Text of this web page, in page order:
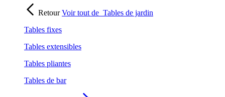
RetourVoir tout de Tables de jardin
Tables fixes
Tables extensibles
Tables pliantes
Tables de bar